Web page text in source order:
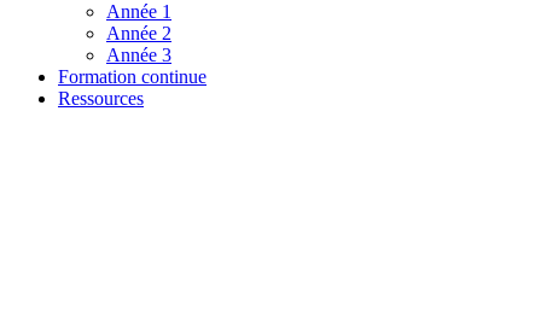
Année 1
Année 2
Année 3
Formation continue
Ressources